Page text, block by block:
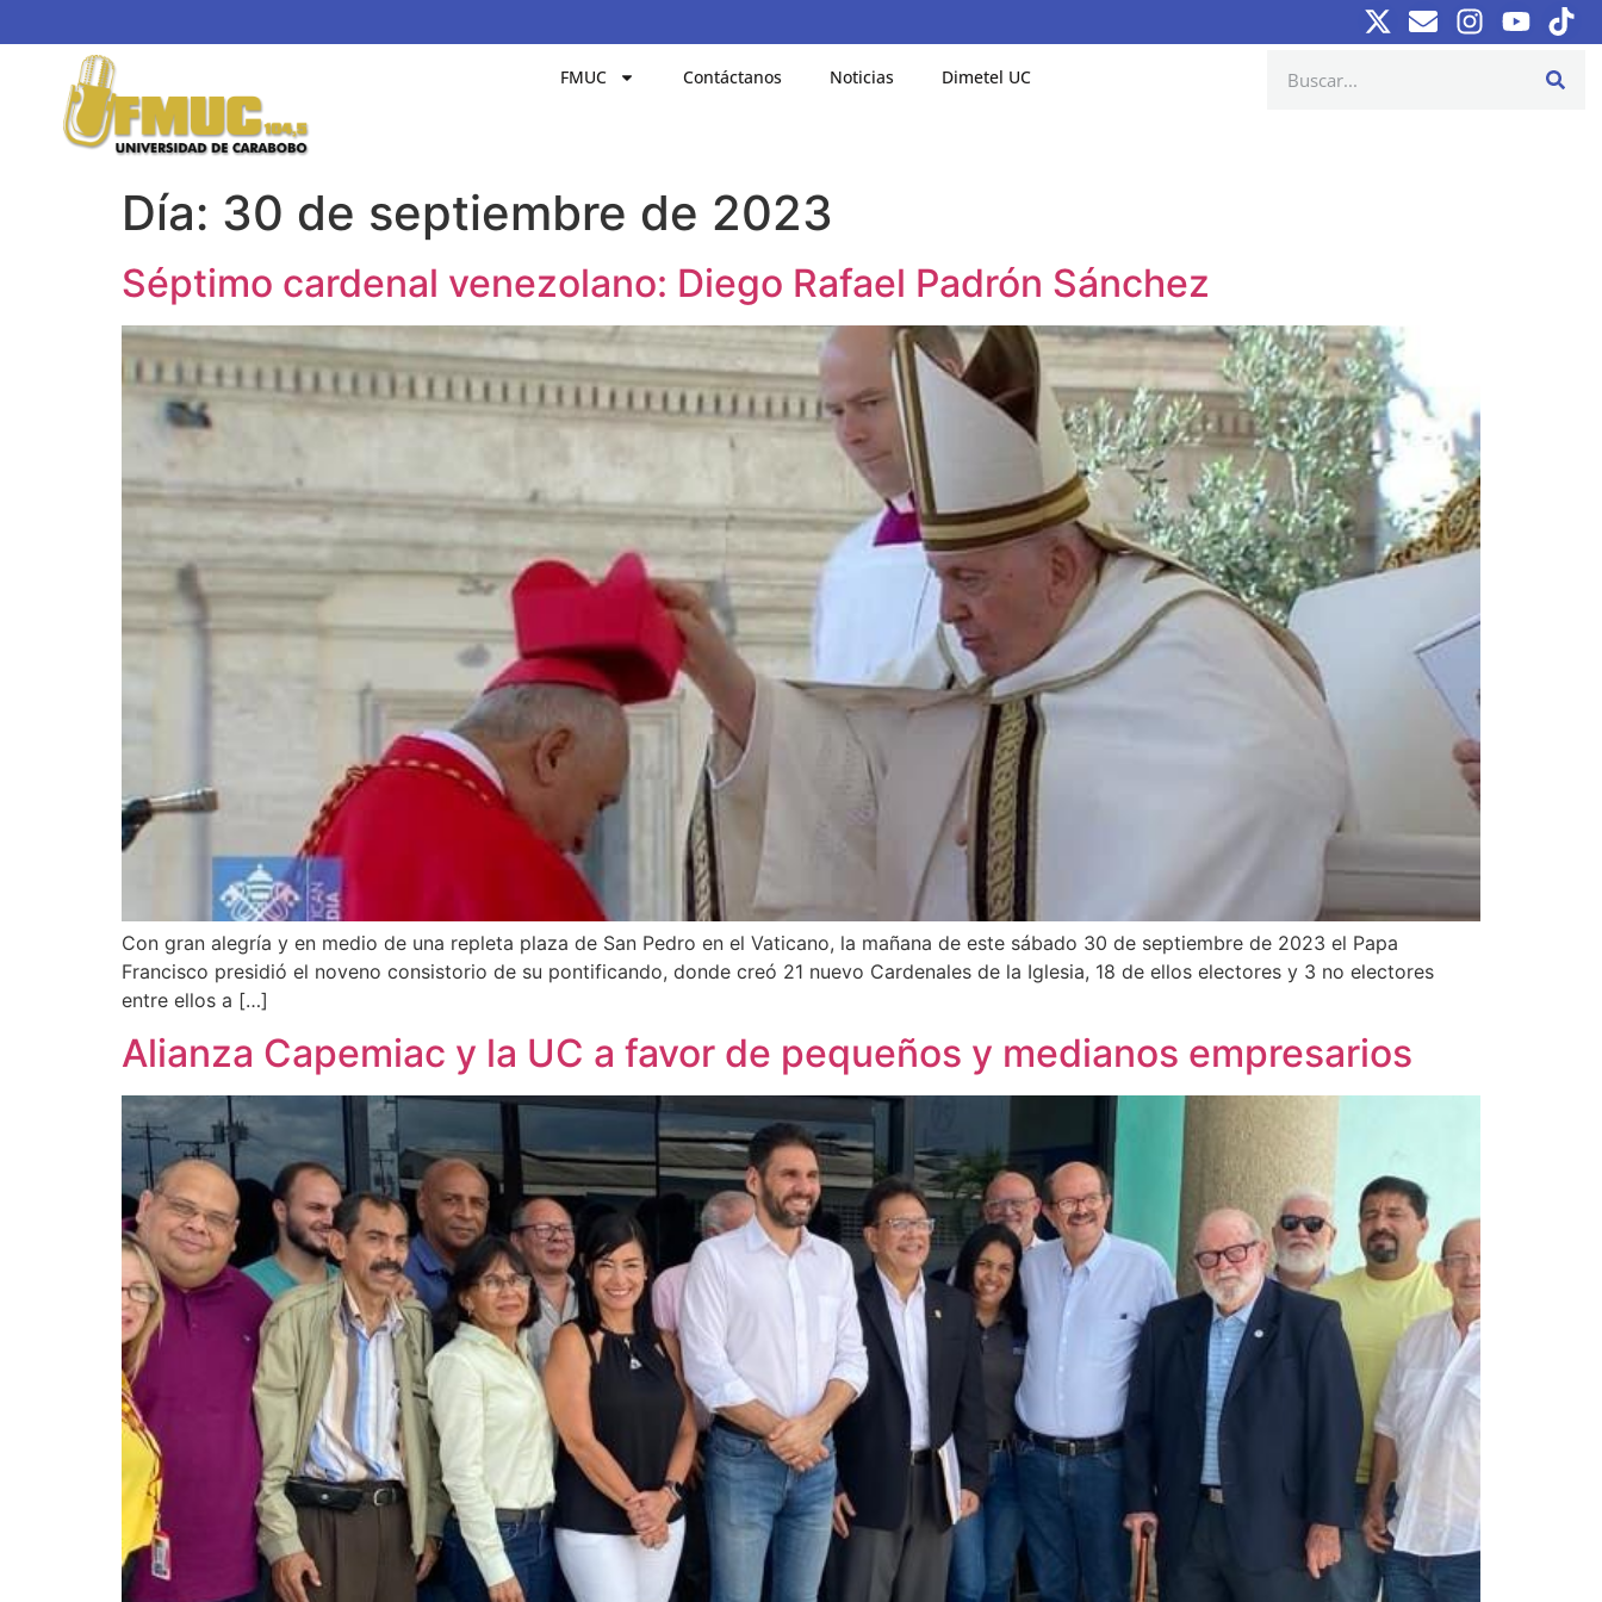
FMUC Contáctanos Noticias Dimetel UC
Día: 30 de septiembre de 2023
Séptimo cardenal venezolano: Diego Rafael Padrón Sánchez
Con gran alegría y en medio de una repleta plaza de San Pedro en el Vaticano, la mañana de este sábado 30 de septiembre de 2023 el Papa
Francisco presidió el noveno consistorio de su pontificando, donde creó 21 nuevo Cardenales de la Iglesia, 18 de ellos electores y 3 no electores
entre ellos a […]
Alianza Capemiac y la UC a favor de pequeños y medianos empresarios